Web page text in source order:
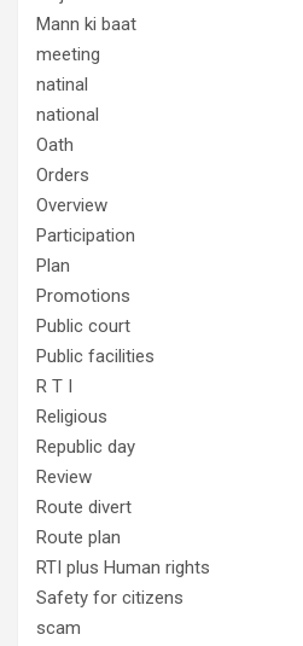
Mann ki baat
meeting
natinal
national
Oath
Orders
Overview
Participation
Plan
Promotions
Public court
Public facilities
R T I
Religious
Republic day
Review
Route divert
Route plan
RTI plus Human rights
Safety for citizens
scam